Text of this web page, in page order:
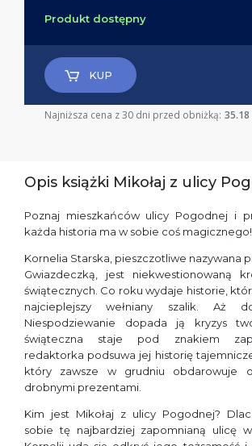
Produkt dostępny
KUP
Najniższa cena z 30 dni przed obniżką: 35.18
Opis książki Mikołaj z ulicy
Poznaj mieszkańców ulicy Pogodnej i
każda historia ma w sobie coś magicznego!
Kornelia Starska, pieszczotliwe nazywana
Gwiazdeczką, jest niekwestionowaną
świątecznych. Co roku wydaje historie,
najcieplejszy wełniany szalik. Aż
Niespodziewanie dopada ją kryzys
świąteczna staje pod znakiem
redaktorka podsuwa jej historię
który zawsze w grudniu obdarowuje
drobnymi prezentami.
Kim jest Mikołaj z ulicy Pogodnej?
sobie tę najbardziej zapomnianą ulicę